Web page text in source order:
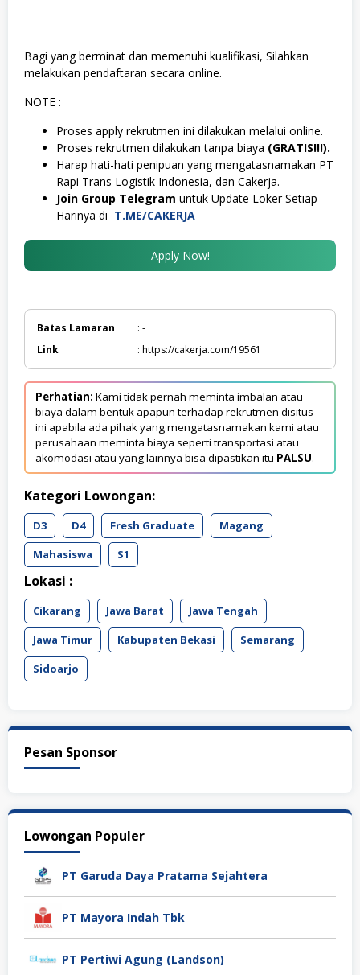
Bagi yang berminat dan memenuhi kualifikasi, Silahkan
melakukan pendaftaran secara online.
NOTE :
Proses apply rekrutmen ini dilakukan melalui online.
Proses rekrutmen dilakukan tanpa biaya (GRATIS!!!).
Harap hati-hati penipuan yang mengatasnamakan PT
Rapi Trans Logistik Indonesia, dan Cakerja.
Join Group Telegram untuk Update Loker Setiap
Harinya di T.ME/CAKERJA
Apply Now!
Batas Lamaran
: -
Link
: https://cakerja.com/19561
Perhatian: Kami tidak pernah meminta imbalan atau
biaya dalam bentuk apapun terhadap rekrutmen disitus
ini apabila ada pihak yang mengatasnamakan kami atau
perusahaan meminta biaya seperti transportasi atau
akomodasi atau yang lainnya bisa dipastikan itu PALSU.
Kategori Lowongan:
D3 D4 Fresh Graduate
Magang
Mahasiswa
S1
Lokasi :
Cikarang Jawa Barat
Jawa Tengah
Jawa Timur
Kabupaten Bekasi
Semarang
Sidoarjo
Pesan Sponsor
Lowongan Populer
PT Garuda Daya Pratama Sejahtera
PT Mayora Indah Tbk
PT Pertiwi Agung (Landson)